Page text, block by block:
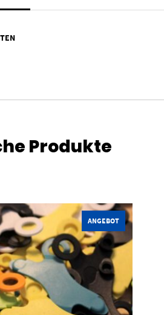
Produkte
Dieses Produkt weist mehrere Varianten auf. Die Optionen können auf der Produktseite gewählt werden
ANGEBOT